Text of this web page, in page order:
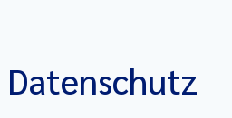
Datenschutz